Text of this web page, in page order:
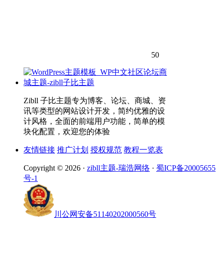
50
Zibll 子比主题专为博客、论坛、商城、资
讯等类型的网站设计开发，简约优雅的设
计风格，全面的前端用户功能，简单的模
块化配置，欢迎您的体验
友情链接 推广计划 授权规范 教程一览表
Copyright © 2026 · zibll主题-瑞浩网络 · 蜀ICP备20005655
号-1
川公网安备51140202000560号